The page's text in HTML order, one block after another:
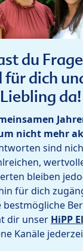
du
dich
Liebling da!
nicht mehr
sind
bleiben
für dich
dir unser HiPP
Kanäle